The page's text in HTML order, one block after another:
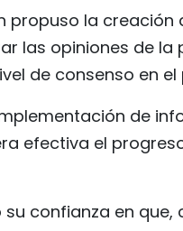
propuso la
las opiniones de
de consenso en
de
efectiva el
su confianza en